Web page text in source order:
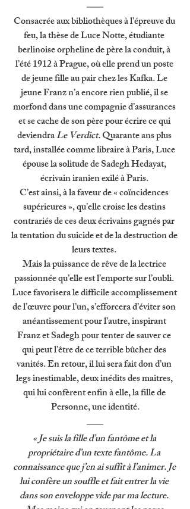
Consacrée aux bibliothèques à l’épreuve du
feu, la thèse de Luce Notte, étudiante
berlinoise orpheline de père la conduit, à
l’été 1912 à Prague, où elle prend un poste
de jeune fille au pair chez les Kafka. Le
jeune Franz n’a encore rien publié, il se
morfond dans une compagnie d’assurances
et se cache de son père pour écrire ce qui
deviendra Le Verdict. Quarante ans plus
tard, installée comme libraire à Paris, Luce
épouse la solitude de Sadegh Hedayat,
écrivain iranien exilé à Paris.
C’est ainsi, à la faveur de « coïncidences
supérieures », qu’elle croise les destins
contrariés de ces deux écrivains gagnés par
la tentation du suicide et de la destruction de
leurs textes.
Mais la puissance de rêve de la lectrice
passionnée qu’elle est l’emporte sur l’oubli.
Luce favorisera le difficile accomplissement
de l’œuvre pour l’un, s’efforcera d’éviter son
anéantissement pour l’autre, inspirant
Franz et Sadegh pour tenter de sauver ce
qui peut l’être de ce terrible bûcher des
vanités. En retour, il lui sera fait don d’un
legs inestimable, deux inédits des maîtres,
qui lui confèrent enfin à elle, la fille de
Personne, une identité.
« Je suis la fille d’un fantôme et la
propriétaire d’un texte fantôme. La
connaissance que j’en ai suffit à l’animer. Je
lui confère un souffle et fait entrer la vie
dans son enveloppe vide par ma lecture.